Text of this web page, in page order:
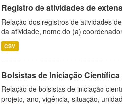
Registro de atividades de
Relação dos registros de atividades
da atividade, nome do (a)
CSV
Bolsistas de Iniciação Científica
Relação de bolsistas de iniciação
projeto, ano, vigência, situação,